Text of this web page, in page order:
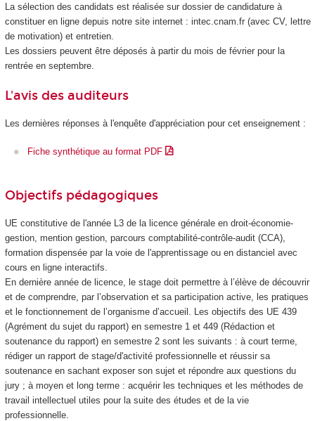
La sélection des candidats est réalisée sur dossier de candidature à
constituer en ligne depuis notre site internet : intec.cnam.fr (avec CV, lettre
de motivation) et entretien.
Les dossiers peuvent être déposés à partir du mois de février pour la
rentrée en septembre.
L'avis des auditeurs
Les dernières réponses à l'enquête d'appréciation pour cet enseignement :
Fiche synthétique au format PDF
Objectifs pédagogiques
UE constitutive de l'année L3 de la licence générale en droit-économie-
gestion, mention gestion, parcours comptabilité-contrôle-audit (CCA),
formation dispensée par la voie de l'apprentissage ou en distanciel avec
cours en ligne interactifs.
En dernière année de licence, le stage doit permettre à l’élève de découvrir
et de comprendre, par l’observation et sa participation active, les pratiques
et le fonctionnement de l’organisme d’accueil. Les objectifs des UE 439
(Agrémentdu sujet du rapport) en semestre 1 et 449 (Rédaction et
soutenance du rapport) en semestre 2 sont les suivants : à court terme,
rédiger un rapport de stage/d'activité professionnelle et réussir sa
soutenance en sachant exposer son sujet et répondre aux questions du
jury ; à moyen et long terme : acquérir les techniques et les méthodes de
travail intellectuel utiles pour la suite des études et de la vie
professionnelle.